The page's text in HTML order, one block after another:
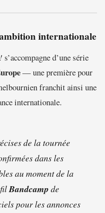
internationale
s’accompagne d’une série
— une première pour
franchit ainsi une
internationale.
de la tournée
dans les
au moment de la
Bandcamp de
pour les annonces